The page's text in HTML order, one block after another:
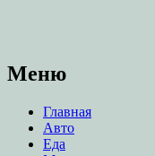
Меню
Главная
Авто
Еда